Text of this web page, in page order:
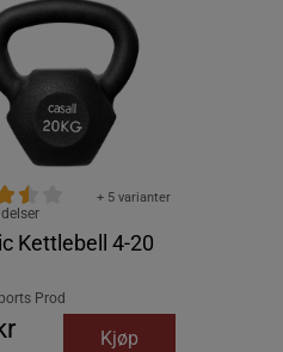
Kettlebell 4-20
+ 5 varianter
Prod
Kjøp